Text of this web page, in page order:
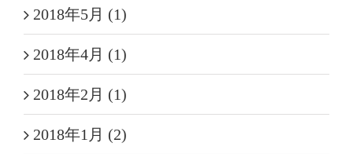
2018年5月 (1)
2018年4月 (1)
2018年2月 (1)
2018年1月 (2)